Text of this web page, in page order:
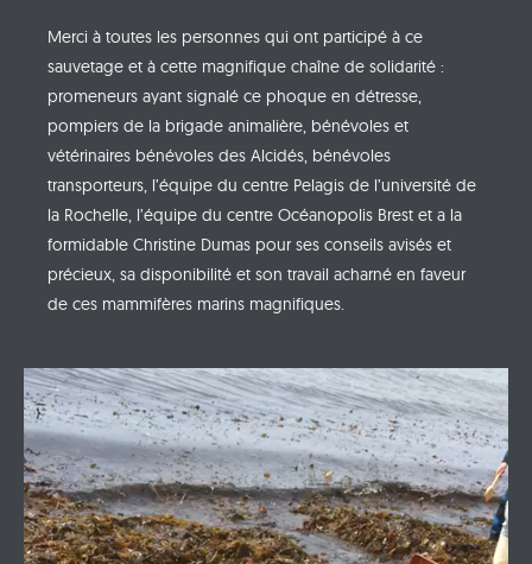
Merci à toutes les personnes qui ont participé à ce
sauvetage et à cette magnifique chaîne de solidarité :
promeneurs ayant signalé ce phoque en détresse,
pompiers de la brigade animalière, bénévoles et
vétérinaires bénévoles des Alcidés, bénévoles
transporteurs, l’équipe du centre Pelagis de l’université de
la Rochelle, l’équipe du centre Océanopolis Brest et a la
formidable Christine Dumas pour ses conseils avisés et
précieux, sa disponibilité et son travail acharné en faveur
de ces mammifères marins magnifiques.